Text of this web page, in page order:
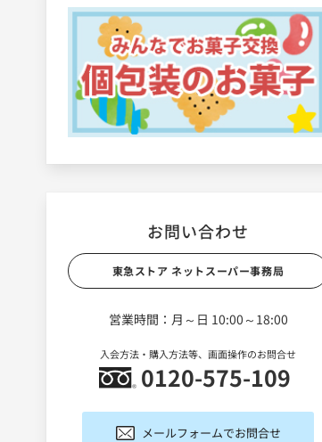
お問い合わせ
東急ストア ネットスーパー事務局
営業時間：月～日 10:00～18:00
入会方法・購入方法等、画面操作のお問合せ
0120-575-109
メールフォームでお問合せ